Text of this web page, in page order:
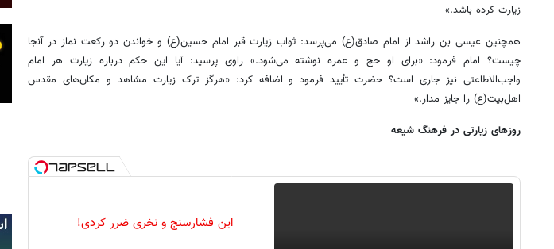
زیارت کرده باشد.»
همچنین عیسی بن راشد از امام صادق(ع) می‌پرسد: ثواب زیارت قبر امام حسین(ع) و خواندن دو رکعت نماز در آنجا
چیست؟ امام فرمود: «برای او حج و عمره نوشته می‌شود.» راوی پرسید: آیا این حکم درباره زیارت هر امام
واجب‌الاطاعتی نیز جاری است؟ حضرت تأیید فرمود و اضافه کرد: «هرگز ترک زیارت مشاهد و مکان‌های مقدس
اهل‌بیت(ع) را جایز مدار.»
روزهای زیارتی در فرهنگ شیعه
این فشارسنج و نخری ضرر کردی!